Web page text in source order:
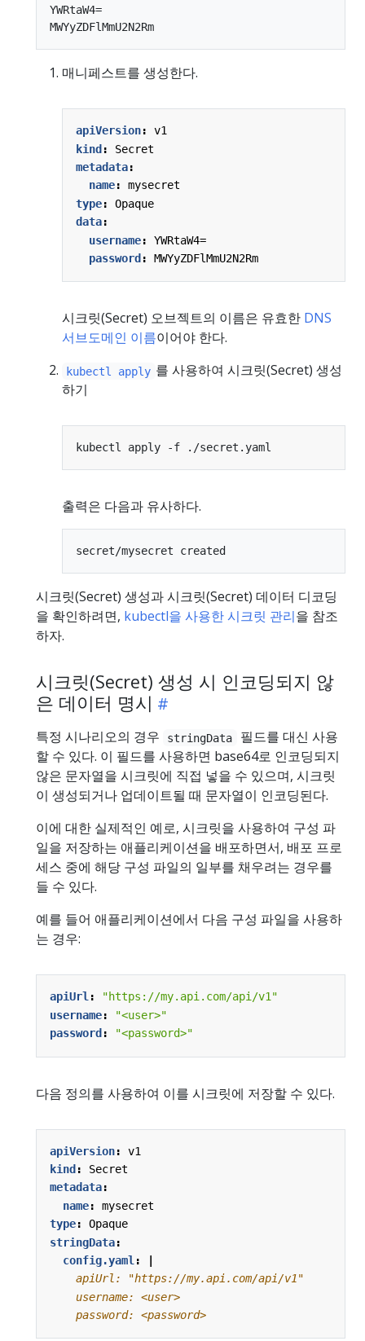
YWRtaW4=
매니페스트를 생성한다.
apiVersion:
v1
kind :
Secret
metadata:
name:
mysecret
type:
Opaque
data:
username:
YWRtaW4=
password : MWYyZDFlMmU2N2Rm
시크릿(Secret) 오브젝트의 이름은 유효한 DNS
서브도메인 이름이어야 한다.
kubectl apply 를 사용하여 시크릿(Secret) 생성
하기
출력은 다음과 유사하다.
시크릿(Secret) 생성과 시크릿(Secret) 데이터 디코딩
을 확인하려면, kubectl을 사용한 시크릿 관리을 참조
하자.
시크릿(Secret) 생성 시 인코딩되지 않
은 데이터 명시
특정 시나리오의 경우 stringData
필드를 대신 사용
할 수 있다. 이 필드를 사용하면 base64로 인코딩되지
않은 문자열을 시크릿에 직접 넣을 수 있으며, 시크릿
이 생성되거나 업데이트될 때 문자열이 인코딩된다.
이에 대한 실제적인 예로, 시크릿을 사용하여 구성 파
일을 저장하는 애플리케이션을 배포하면서, 배포 프로
세스 중에 해당 구성 파일의 일부를 채우려는 경우를
들 수 있다.
예를 들어 애플리케이션에서 다음 구성 파일을 사용하
는 경우:
apiUrl:
"https://my.api.com/api/v1"
username:
"<user>"
password : "<password>"
다음 정의를 사용하여 이를 시크릿에 저장할 수 있다.
apiVersion:
v1
kind :
Secret
metadata:
name:
mysecret
type:
Opaque
stringData:
config.yaml :
    password: <password>